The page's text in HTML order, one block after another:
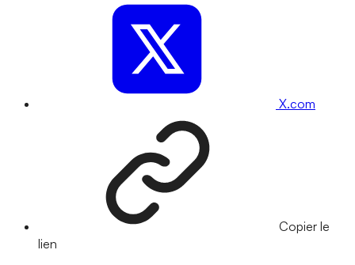
X.com
Copier le
lien